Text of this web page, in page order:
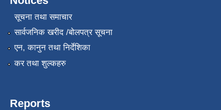
सूचना तथा समाचार
सार्वजनिक खरीद /बोलपत्र सूचना
एन, कानुन तथा निर्देशिका
कर तथा शुल्कहरु
Reports